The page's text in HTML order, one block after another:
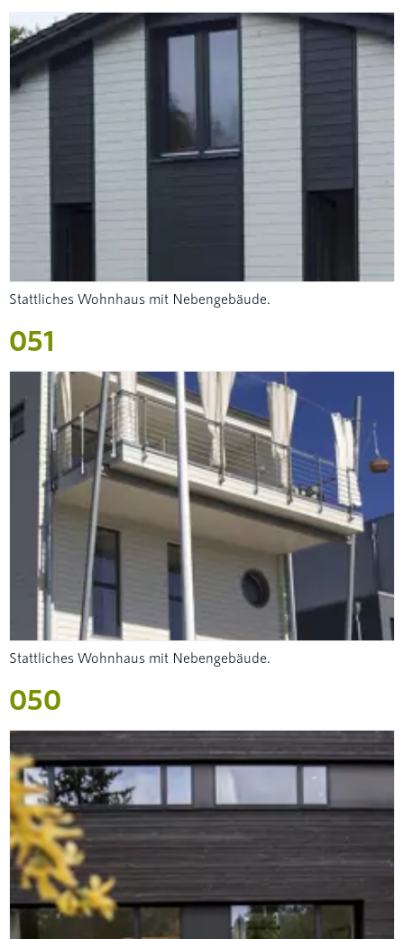
Stattliches Wohnhaus mit Nebengebäude.
051
Stattliches Wohnhaus mit Nebengebäude.
050